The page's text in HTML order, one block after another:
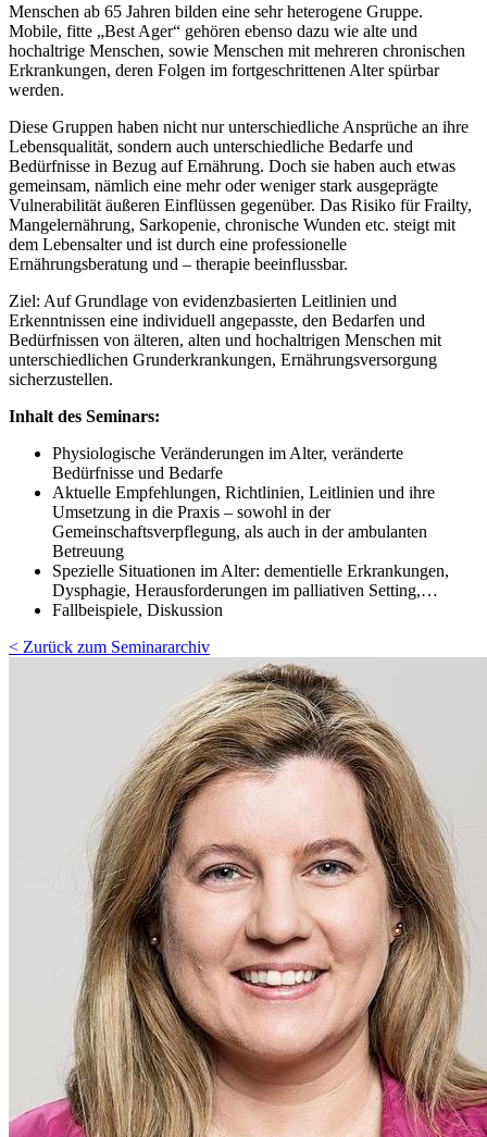
Menschen ab 65 Jahren bilden eine sehr heterogene Gruppe.
Mobile, fitte „Best Ager“ gehören ebenso dazu wie alte und
hochaltrige Menschen, sowie Menschen mit mehreren chronischen
Erkrankungen, deren Folgen im fortgeschrittenen Alter spürbar
werden.
Diese Gruppen haben nicht nur unterschiedliche Ansprüche an ihre
Lebensqualität, sondern auch unterschiedliche Bedarfe und
Bedürfnisse in Bezug auf Ernährung. Doch sie haben auch etwas
gemeinsam, nämlich eine mehr oder weniger stark ausgeprägte
Vulnerabilität äußeren Einflüssen gegenüber. Das Risiko für Frailty,
Mangelernährung, Sarkopenie, chronische Wunden etc. steigt mit
dem Lebensalter und ist durch eine professionelle
Ernährungsberatung und – therapie beeinflussbar.
Ziel: Auf Grundlage von evidenzbasierten Leitlinien und
Erkenntnissen eine individuell angepasste, den Bedarfen und
Bedürfnissen von älteren, alten und hochaltrigen Menschen mit
unterschiedlichen Grunderkrankungen, Ernährungsversorgung
sicherzustellen.
Inhalt des Seminars:
Physiologische Veränderungen im Alter, veränderte
Bedürfnisse und Bedarfe
Aktuelle Empfehlungen, Richtlinien, Leitlinien und ihre
Umsetzung in die Praxis – sowohl in der
Gemeinschaftsverpflegung, als auch in der ambulanten
Betreuung
Spezielle Situationen im Alter: dementielle Erkrankungen,
Dysphagie, Herausforderungen im palliativen Setting,…
Fallbeispiele, Diskussion
< Zurück zum Seminararchiv